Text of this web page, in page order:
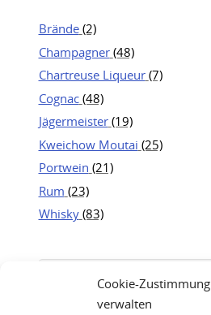
Cookie-Zustimmung
verwalten
Brände (2)
Champagner (48)
Chartreuse Liqueur (7)
Cognac (48)
Jägermeister (19)
Kweichow Moutai (25)
Portwein (21)
Rum (23)
Whisky (83)